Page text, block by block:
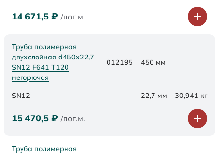
14 671,5 ₽ /пог.м.
Труба полимерная
двухслойная d450х22,7
SN12 F641 Т120
негорючая
012195 450 мм
SN12 22,7 мм 30,941 кг
15 470,5 ₽ /пог.м.
Труба полимерная